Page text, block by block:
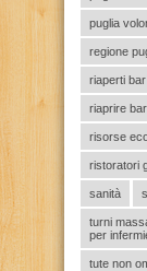
puglia
regione
riaperti
riaprire
risorse
ristoratori
sanità
turni
per
tute non